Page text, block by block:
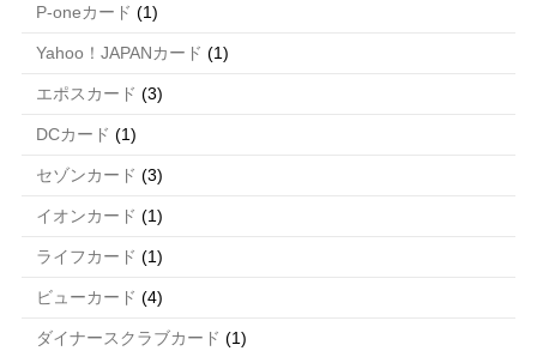
P-oneカード (1)
Yahoo！JAPANカード (1)
エポスカード (3)
DCカード (1)
セゾンカード (3)
イオンカード (1)
ライフカード (1)
ビューカード (4)
ダイナースクラブカード (1)